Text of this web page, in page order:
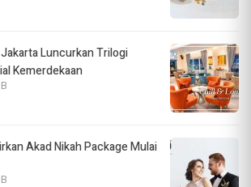
Luncurkan Trilogi
Kemerdekaan
Akad Nikah Package Mulai